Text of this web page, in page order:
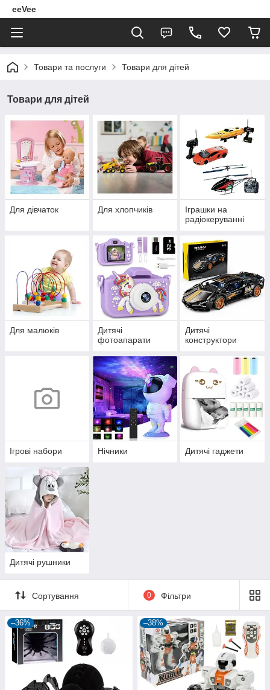
eeVee
Товари та послуги Товари для дітей
Товари для дітей
Для дівчаток Для хлопчиків
Іграшки на
радіокеруванні
Для малюків
Дитячі
фотоапарати
Дитячі
конструктори
Ігрові набори Нічники Дитячі гаджети
Дитячі рушники
Сортування 0 Фільтри
–36% –38%